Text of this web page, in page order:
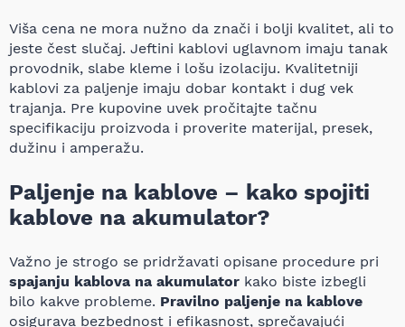
Viša cena ne mora nužno da znači i bolji kvalitet, ali to
jeste čest slučaj. Jeftini kablovi uglavnom imaju tanak
provodnik, slabe kleme i lošu izolaciju. Kvalitetniji
kablovi za paljenje imaju dobar kontakt i dug vek
trajanja. Pre kupovine uvek pročitajte tačnu
specifikaciju proizvoda i proverite materijal, presek,
dužinu i amperažu.
Paljenje na kablove – kako spojiti
kablove na akumulator?
Važno je strogo se pridržavati opisane procedure pri
spajanju kablova na akumulator kako biste izbegli
bilo kakve probleme. Pravilno paljenje na kablove
osigurava bezbednost i efikasnost, sprečavajući